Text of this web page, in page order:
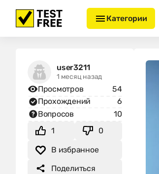
Категории
user3211
1 месяц назад
Просмотров
54
Прохождений
6
Вопросов
10
1
0
В избранное
Поделиться